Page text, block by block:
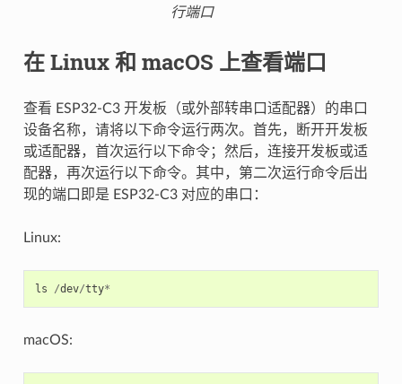
行端口
在 Linux 和 macOS 上查看端口
查看 ESP32-C3 开发板（或外部转串口适配器）的串口
设备名称，请将以下命令运行两次。首先，断开开发板
或适配器，首次运行以下命令；然后，连接开发板或适
配器，再次运行以下命令。其中，第二次运行命令后出
现的端口即是 ESP32-C3 对应的串口：
Linux:
ls /dev/tty*
macOS: